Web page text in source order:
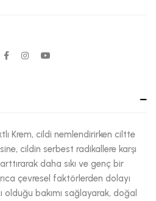
Krem, cildi nemlendirirken ciltte
cildin serbest radikallere karşı
daha sıkı ve genç bir
çevresel faktörlerden dolayı
bakımı sağlayarak, doğal